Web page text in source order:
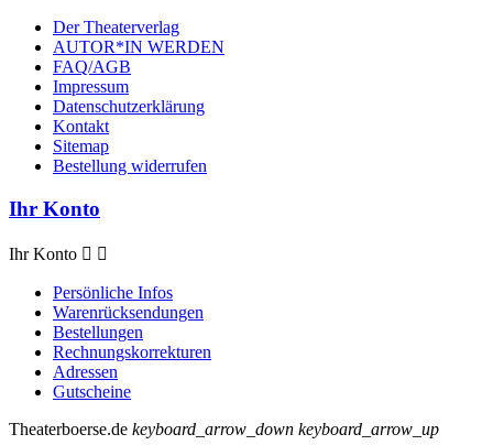
Der Theaterverlag
AUTOR*IN WERDEN
FAQ/AGB
Impressum
Datenschutzerklärung
Kontakt
Sitemap
Bestellung widerrufen
Ihr Konto
Ihr Konto  
Persönliche Infos
Warenrücksendungen
Bestellungen
Rechnungskorrekturen
Adressen
Gutscheine
Theaterboerse.de keyboard_arrow_down keyboard_arrow_up